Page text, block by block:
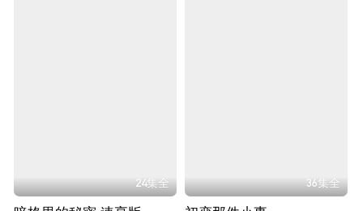
24集全 36集全